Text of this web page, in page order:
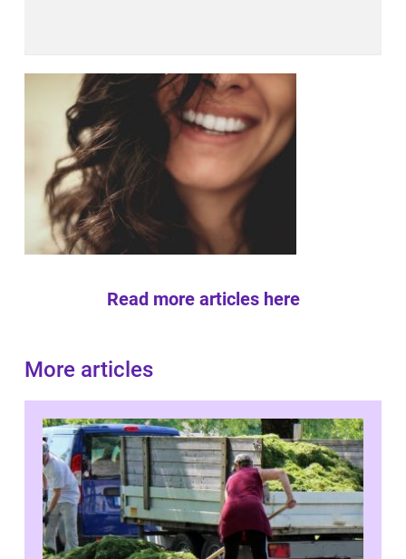
Read more articles here
More articles